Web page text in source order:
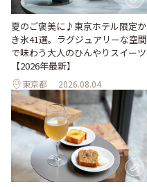
夏のご褒美に♪東京ホテル限定か
き氷41選。ラグジュアリーな空間
で味わう大人のひんやりスイーツ
【2026年最新】
東京都 2026.08.04